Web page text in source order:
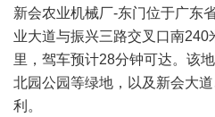
新会农业机械厂-东门位于广东
业大道与振兴三路交叉口南
里，驾车预计28分钟可达。该
北园公园等绿地，以及新会大
利。